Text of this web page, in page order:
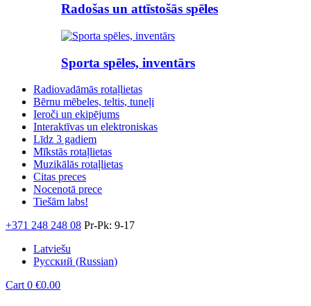
Radošas un attīstošās spēles
Sporta spēles, inventārs
Radiovadāmās rotaļlietas
Bērnu mēbeles, teltis, tuneļi
Ieroči un ekipējums
Interaktīvas un elektroniskas
Līdz 3 gadiem
Mīkstās rotaļlietas
Muzikālās rotaļlietas
Citas preces
Nocenotā prece
Tiešām labs!
+371 248 248 08 Pr-Pk: 9-17
Latviešu
Русский (Russian)
Cart 0 €0.00